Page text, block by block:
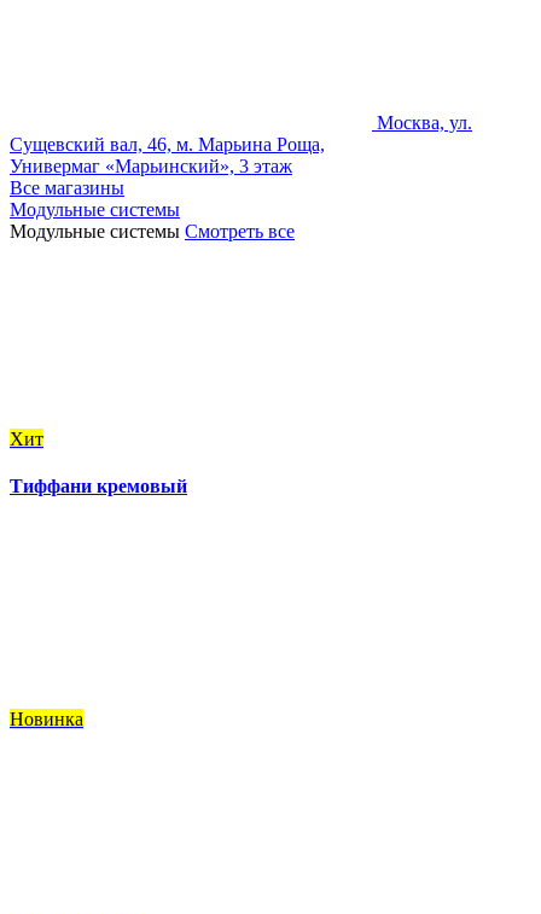
Москва, ул.
Сущевский вал, 46, м. Марьина Роща,
Универмаг «Марьинский», 3 этаж
Все магазины
Модульные системы
Модульные системы Смотреть все
Хит
Тиффани кремовый
Новинка